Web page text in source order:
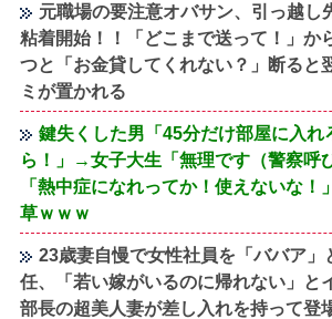
元職場の要注意オバサン、引っ越し
粘着開始！！「どこまで送って！」か
つと「お金貸してくれない？」断ると
ミが置かれる
鍵失くした男「45分だけ部屋に入れ
ら！」→女子大生「無理です（警察呼
「熱中症になれってか！使えないな！
草ｗｗｗ
23歳妻自慢で女性社員を「ババア」
任、「若い嫁がいるのに帰れない」と
部長の超美人妻が差し入れを持って登